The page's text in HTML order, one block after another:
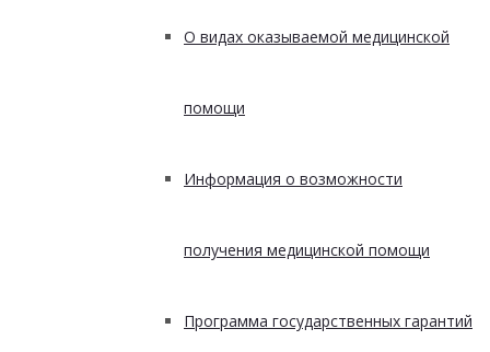
О видах оказываемой медицинской
помощи
Информация о возможности
получения медицинской помощи
Программа государственных гарантий